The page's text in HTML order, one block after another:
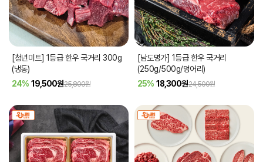
[청년미트] 1등급 한우 국거리 300g
(냉동)
24% 19,500원25,800원
[남도명가] 1등급 한우 국거리
(250g/500g/덩어리)
25% 18,300원24,500원